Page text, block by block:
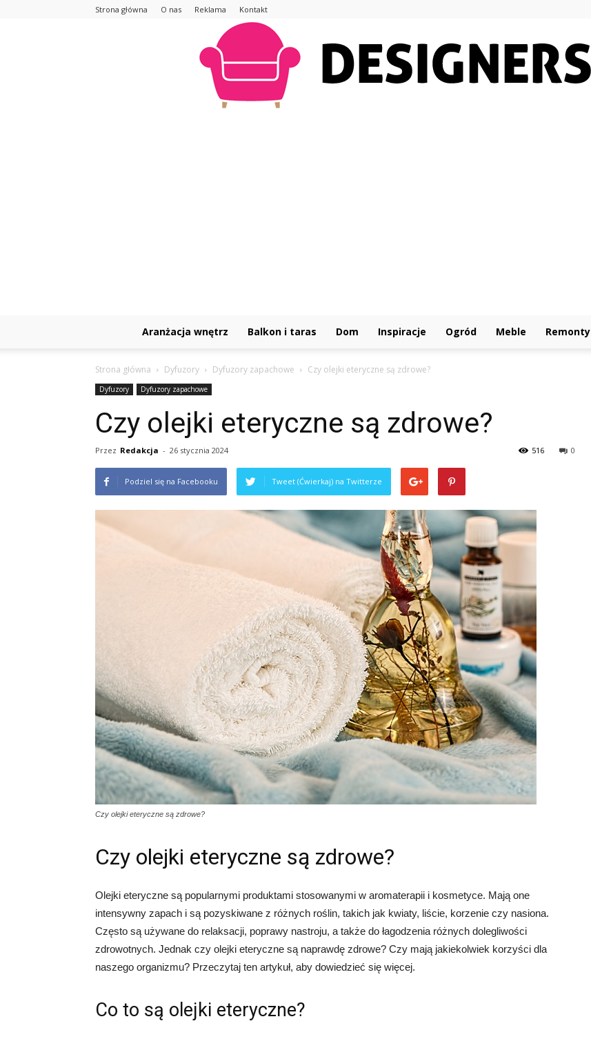
Strona główna O nas Reklama Kontakt
Aranżacja wnętrz Balkon i taras Dom Inspiracje Ogród Meble Remonty
Strona główna Dyfuzory Dyfuzory zapachowe Czy olejki eteryczne są zdrowe?
Dyfuzory Dyfuzory zapachowe
Czy olejki eteryczne są zdrowe?
Przez Redakcja - 26 stycznia 2024 0
516
Podziel się na Facebooku Tweet (Ćwierkaj) na Twitterze
Czy olejki eteryczne są zdrowe?
Czy olejki eteryczne są zdrowe?
Olejki eteryczne są popularnymi produktami stosowanymi w aromaterapii i kosmetyce. Mają one
intensywny zapach i są pozyskiwane z różnych roślin, takich jak kwiaty, liście, korzenie czy nasiona.
Często są używane do relaksacji, poprawy nastroju, a także do łagodzenia różnych dolegliwości
zdrowotnych. Jednak czy olejki eteryczne są naprawdę zdrowe? Czy mają jakiekolwiek korzyści dla
naszego organizmu? Przeczytaj ten artykuł, aby dowiedzieć się więcej.
Co to są olejki eteryczne?